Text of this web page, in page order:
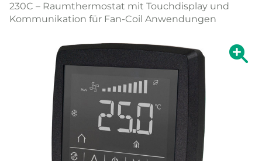
230C – Raumthermostat mit Touchdisplay und
Kommunikation für Fan-Coil Anwendungen
Zeige